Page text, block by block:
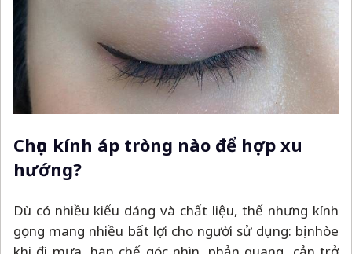
Chọn kính áp tròng nào để hợp xu
hướng?
Dù có nhiều kiểu dáng và chất liệu, thế nhưng kính
gọng mang nhiều bất lợi cho người sử dụng: bị nhòe